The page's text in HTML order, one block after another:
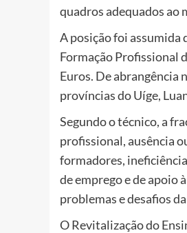
quadros adequados ao
A posição foi assumida
Formação Profissional
Euros. De abrangência
províncias do Uíge,
Segundo o técnico, a
profissional, ausência
formadores,
de emprego e de apoio
problemas e desafios
O Revitalização do